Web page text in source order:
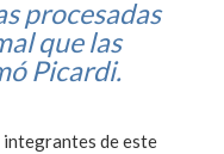
procesadas
que las
Picardi.
integrantes de este